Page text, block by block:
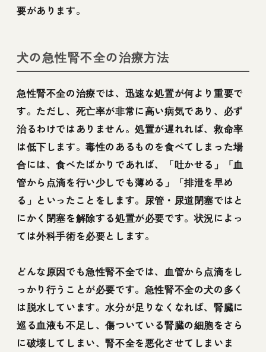
要があります。
犬の急性腎不全の治療方法
急性腎不全の治療では、迅速な処置が何より重要で
す。ただし、死亡率が非常に高い病気であり、必ず
治るわけではありません。処置が遅れれば、救命率
は低下します。毒性のあるものを食べてしまった場
合には、食べたばかりであれば、「吐かせる」「血
管から点滴を行い少しでも薄める」「排泄を早め
る」といったことをします。尿管・尿道閉塞ではと
にかく閉塞を解除する処置が必要です。状況によっ
ては外科手術を必要とします。
どんな原因でも急性腎不全では、血管から点滴をし
っかり行うことが必要です。急性腎不全の犬の多く
は脱水しています。水分が足りなくなれば、腎臓に
巡る血液も不足し、傷ついている腎臓の細胞をさら
に破壊してしまい、腎不全を悪化させてしまいま